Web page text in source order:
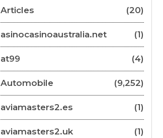
Articles (20)
asinocasinoaustralia.net (1)
at99 (4)
Automobile (9,252)
aviamasters2.es (1)
aviamasters2.uk (1)